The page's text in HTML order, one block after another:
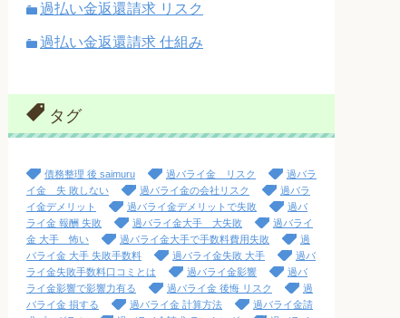
過払い金返還請求 リスク
過払い金返還請求 仕組み
タグ
債務整理 後 saimuru 過バライ金 リスク
過バラ
イ金 失 敗しない
過バライ金の会社リスク
過バラ
イ金デメリット
過バライ金デメリットで失敗
過バ
ライ金 報酬 失敗
過バライ金大手 大失敗
過バライ
金 大手 怖い
過バライ金大手で手数料費用失敗
過
バライ金 大手 失敗手数料
過バライ金失敗 大手
過バ
ライ金失敗手数料口コミとは
過バライ金影響
過バ
ライ金影響で影響力有る
過バライ金 後悔 リスク
過
バライ金 損する
過バライ金 計算方法
過バライ金請